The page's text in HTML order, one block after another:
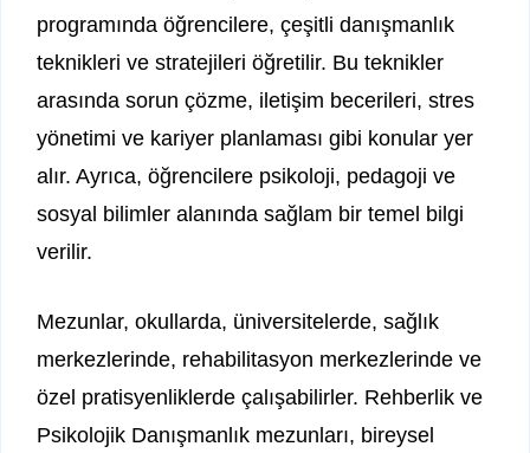
programında öğrencilere, çeşitli danışmanlık
teknikleri ve stratejileri öğretilir. Bu teknikler
arasında sorun çözme, iletişim becerileri, stres
yönetimi ve kariyer planlaması gibi konular yer
alır. Ayrıca, öğrencilere psikoloji, pedagoji ve
sosyal bilimler alanında sağlam bir temel bilgi
verilir.
Mezunlar, okullarda, üniversitelerde, sağlık
merkezlerinde, rehabilitasyon merkezlerinde ve
özel pratisyenliklerde çalışabilirler. Rehberlik ve
Psikolojik Danışmanlık mezunları, bireysel